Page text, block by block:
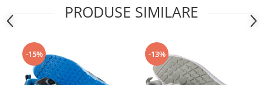
Caiete si blocnotesuri
personalizate
Stampile, tusiere si tus
Protectia muncii si Imbracaminte
Imbracaminte
PRODUSE SIMILARE
-15% -13%